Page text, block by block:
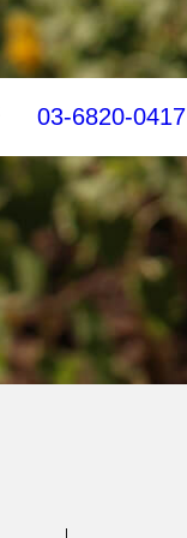
03-6820-0417